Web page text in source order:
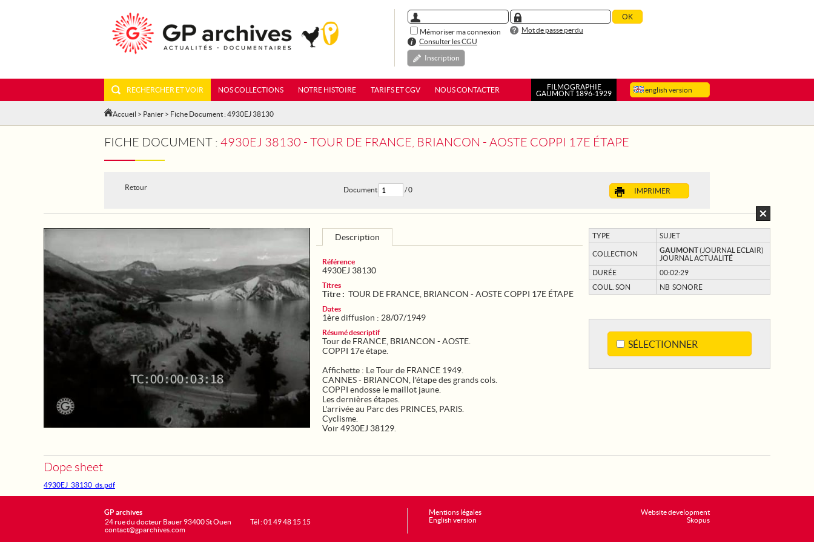
Mémoriser ma connexion
Mot de passe perdu
Consulter les CGU
Inscription
english version
RECHERCHER ET VOIR NOS COLLECTIONS NOTRE HISTOIRE TARIFS ET CGV NOUS CONTACTER
FILMOGRAPHIE
GAUMONT 1896-1929
Accueil > Panier > Fiche Document : 4930EJ 38130
FICHE DOCUMENT : 4930EJ 38130 - TOUR DE FRANCE, BRIANCON - AOSTE COPPI 17E ÉTAPE
Retour IMPRIMER
Document / 0
TYPE SUJET
COLLECTION GAUMONT(JOURNAL ECLAIR)
JOURNAL ACTUALITÉ
DURÉE
00:02:29
COUL. SON
NB SONORE
SÉLECTIONNER
Description
Référence
4930EJ 38130
Titres
Titre : TOUR DE FRANCE, BRIANCON - AOSTE COPPI 17E ÉTAPE
Dates
1ère diffusion : 28/07/1949
Résumé descriptif
Tour de FRANCE, BRIANCON - AOSTE.
COPPI 17e étape.
Affichette : Le Tour de FRANCE 1949.
CANNES - BRIANCON, l'étape des grands cols.
COPPI endosse le maillot jaune.
Les dernières étapes.
L'arrivée au Parc des PRINCES, PARIS.
Cyclisme.
Voir 4930EJ 38129.
Dope sheet
4930EJ_38130_ds.pdf
Website development
Skopus
GP archives
24 rue du docteur Bauer 93400 St Ouen
contact@gparchives.com
Tél : 01 49 48 15 15
Mentions légales
English version